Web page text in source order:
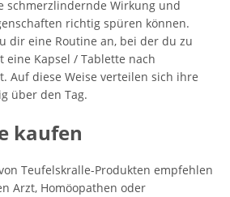
schmerzlindernde Wirkung und
richtig spüren können.
dir eine Routine an, bei der du zu
eine Kapsel / Tablette nach
Auf diese Weise verteilen sich ihre
über den Tag.
kaufen
Teufelskralle-Produkten empfehlen
Arzt, Homöopathen oder